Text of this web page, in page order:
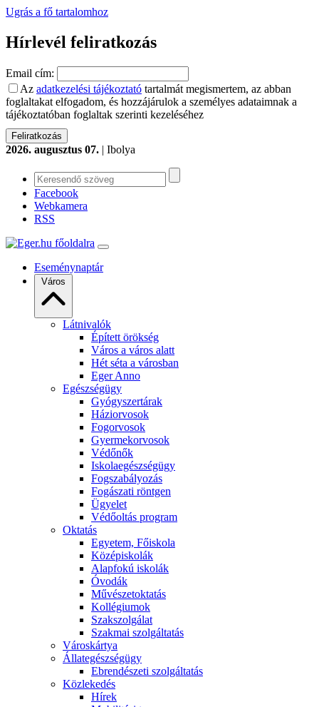
Ugrás a fő tartalomhoz
Hírlevél feliratkozás
Email cím:
Az adatkezelési tájékoztató tartalmát megismertem, az abban
foglaltakat elfogadom, és hozzájárulok a személyes adataimnak a
tájékoztatóban foglaltak szerinti kezeléséhez
2026. augusztus 07. | Ibolya
Facebook
Webkamera
RSS
Eseménynaptár
Város
Látnivalók
Épített örökség
Város a város alatt
Hét séta a városban
Eger Anno
Egészségügy
Gyógyszertárak
Háziorvosok
Fogorvosok
Gyermekorvosok
Védőnők
Iskolaegészségügy
Fogszabályozás
Fogászati röntgen
Ügyelet
Védőoltás program
Oktatás
Egyetem, Főiskola
Középiskolák
Alapfokú iskolák
Óvodák
Művészetoktatás
Kollégiumok
Szakszolgálat
Szakmai szolgáltatás
Városkártya
Állategészségügy
Ebrendészeti szolgáltatás
Közlekedés
Hírek